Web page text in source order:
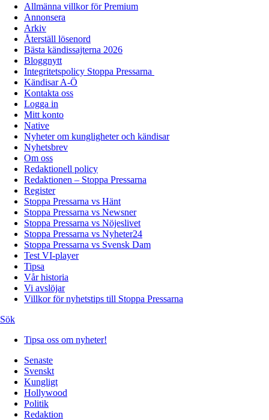
Allmänna villkor för Premium
Annonsera
Arkiv
Återställ lösenord
Bästa kändissajterna 2026
Bloggnytt
Integritetspolicy Stoppa Pressarna
Kändisar A-Ö
Kontakta oss
Logga in
Mitt konto
Native
Nyheter om kungligheter och kändisar
Nyhetsbrev
Om oss
Redaktionell policy
Redaktionen – Stoppa Pressarna
Register
Stoppa Pressarna vs Hänt
Stoppa Pressarna vs Newsner
Stoppa Pressarna vs Nöjeslivet
Stoppa Pressarna vs Nyheter24
Stoppa Pressarna vs Svensk Dam
Test VI-player
Tipsa
Vår historia
Vi avslöjar
Villkor för nyhetstips till Stoppa Pressarna
Sök
Tipsa oss om nyheter!
Senaste
Svenskt
Kungligt
Hollywood
Politik
Redaktion